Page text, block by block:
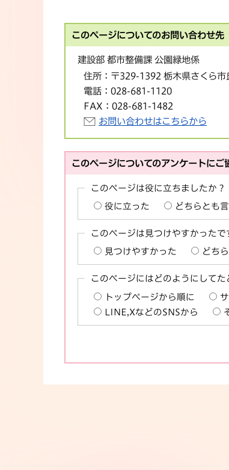
このページについてのお問い合わせ先
建設部 都市整備課 公園緑地係
住所： 〒329-1392 栃木県さくら
電話： 028-681-1120
FAX： 028-681-1482
お問い合わせはこちらから
このページについてのアンケートにご
このページは役に立ちましたか？
役に立った どちらとも
このページは見つけやすかったで
見つけやすかった どち
このページにはどのようにしてた
トップページから順に
LINE,XなどのSNSから